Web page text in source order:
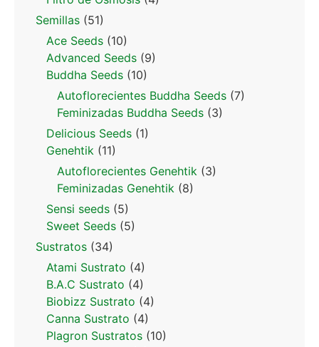
Semillas (51)
Ace Seeds (10)
Advanced Seeds (9)
Buddha Seeds (10)
Autoflorecientes Buddha Seeds (7)
Feminizadas Buddha Seeds (3)
Delicious Seeds (1)
Genehtik (11)
Autoflorecientes Genehtik (3)
Feminizadas Genehtik (8)
Sensi seeds (5)
Sweet Seeds (5)
Sustratos (34)
Atami Sustrato (4)
B.A.C Sustrato (4)
Biobizz Sustrato (4)
Canna Sustrato (4)
Plagron Sustratos (10)